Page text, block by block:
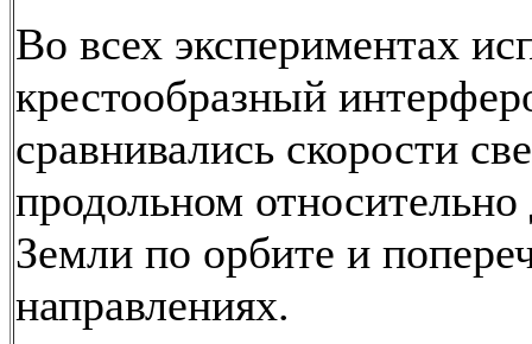
Во всех экспериментах
крестообразный
сравнивались скорости
продольном
Земли по орбите и
направлениях.